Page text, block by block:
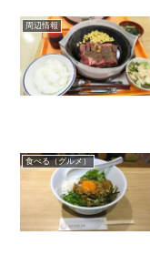
周辺情報
食べる（グルメ）